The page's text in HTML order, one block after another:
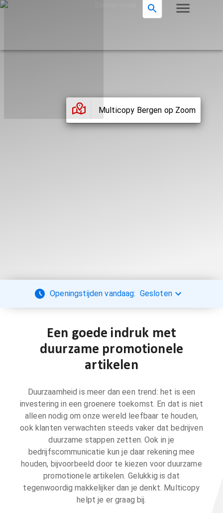
Multicopy Bergen op Zoom
Openingstijden vandaag: Gesloten
Een goede indruk met
duurzame promotionele
artikelen
Duurzaamheid is meer dan een trend: het is een
investering in een groenere toekomst. En dat is niet
alleen nodig om onze wereld leefbaar te houden,
ook klanten verwachten steeds vaker dat bedrijven
duurzame stappen zetten. Ook in je
bedrijfscommunicatie kun je daar rekening mee
houden, bijvoorbeeld door te kiezen voor duurzame
promotionele artikelen. Gelukkig is dat
tegenwoordig makkelijker dan je denkt. Multicopy
helpt je er graag bij.